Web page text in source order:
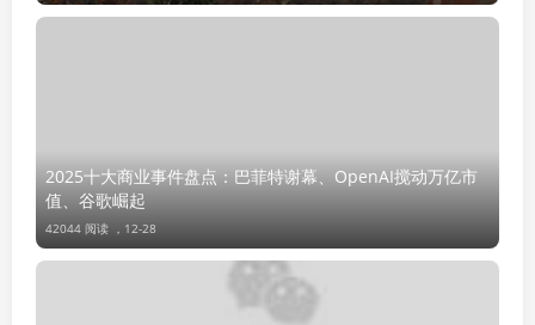
2025十大商业事件盘点：巴菲特谢幕、OpenAI搅动万亿市
值、谷歌崛起
42044 阅读 ， 12-28